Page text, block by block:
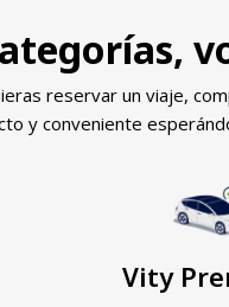
reservar un viaje,
y conveniente
Vity